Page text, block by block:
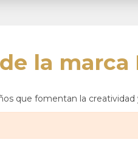
la marca
que fomentan la creatividad